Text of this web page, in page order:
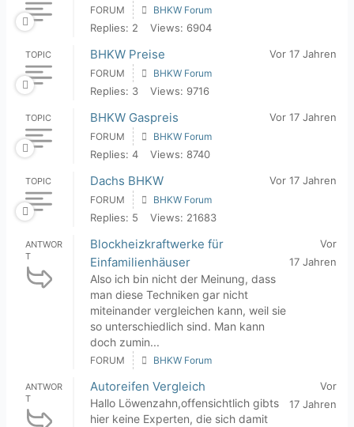
FORUM BHKW Forum
Replies: 2 Views: 6904
TOPIC BHKW Preise Vor 17 Jahren
FORUM BHKW Forum
Replies: 3 Views: 9716
TOPIC BHKW Gaspreis Vor 17 Jahren
FORUM BHKW Forum
Replies: 4 Views: 8740
TOPIC Dachs BHKW Vor 17 Jahren
FORUM BHKW Forum
Replies: 5 Views: 21683
ANTWOR
T
Blockheizkraftwerke für
Einfamilienhäuser
Also ich bin nicht der Meinung, dass
man diese Techniken gar nicht
miteinander vergleichen kann, weil sie
so unterschiedlich sind. Man kann
doch zumin...
Vor
17 Jahren
FORUM BHKW Forum
ANTWOR
T
Autoreifen Vergleich
Hallo Löwenzahn,offensichtlich gibts
hier keine Experten, die sich damit
Vor
17 Jahren